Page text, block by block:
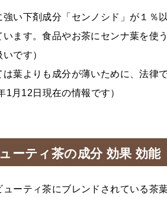
い下剤成分「センノシド」が１％
ます。食品やお茶にセンナ葉を使
です）
葉よりも成分が薄いために、法律
月12日現在の情報です）
ーティ茶の成分 効果 効能
ューティ茶にブレンドされている茶葉